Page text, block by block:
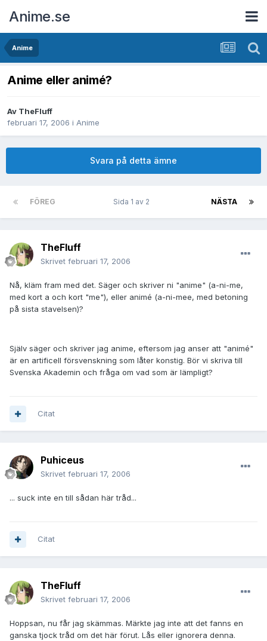
Anime.se
Anime
Anime eller animé?
Av TheFluff
februari 17, 2006 i Anime
Svara på detta ämne
FÖREG NÄSTA
Sida 1 av 2
TheFluff
Skrivet februari 17, 2006
Nå, kläm fram med det. Säger och skriver ni "anime" (a-ni-me,
med kort a och kort "me"), eller animé (a-ni-mee, med betoning
på sista stavelsen)?
Själv säger och skriver jag anime, eftersom jag anser att "animé"
är en artificell försvenskning som låter konstig. Bör vi skriva till
Svenska Akademin och fråga om vad som är lämpligt?
Citat
Puhiceus
Skrivet februari 17, 2006
... suck inte en till sådan här tråd...
Citat
TheFluff
Skrivet februari 17, 2006
Hoppsan, nu får jag skämmas. Märkte jag inte att det fanns en
ganska tjock tråd om det här förut. Lås eller ignorera denna.